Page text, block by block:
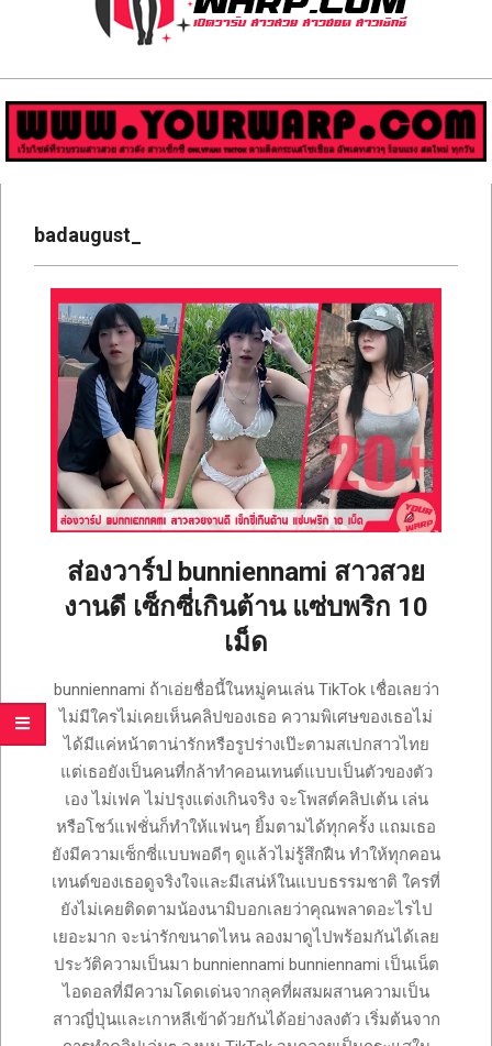
ส่อง
วาร์
ป
สวย
มีชื่อ
เสียง
คน
ดัง
คน
กระแส
เซ็กซี่
ONLYFANS
TIKTOK
Navigation
badaugust_
ส่องวาร์ป bunniennami สาวสวย
งานดี เซ็กซี่เกินต้าน แซ่บพริก 10
เม็ด
07-
14
bunniennami ถ้าเอ่ยชื่อนี้ในหมู่คนเล่น TikTok เชื่อเลยว่า
ไม่มีใครไม่เคยเห็นคลิปของเธอ ความพิเศษของเธอไม่
ได้มีแค่หน้าตาน่ารักหรือรูปร่างเป๊ะตามสเปกสาวไทย
แต่เธอยังเป็นคนที่กล้าทำคอนเทนต์แบบเป็นตัวของตัว
เอง ไม่เฟค ไม่ปรุงแต่งเกินจริง จะโพสต์คลิปเต้น เล่น
หรือโชว์แฟชั่นก็ทำให้แฟนๆ ยิ้มตามได้ทุกครั้ง แถมเธอ
ยังมีความเซ็กซี่แบบพอดีๆ ดูแล้วไม่รู้สึกฝืน ทำให้ทุกคอน
เทนต์ของเธอดูจริงใจและมีเสน่ห์ในแบบธรรมชาติ ใครที่
ยังไม่เคยติดตามน้องนามิบอกเลยว่าคุณพลาดอะไรไป
เยอะมาก จะน่ารักขนาดไหน ลองมาดูไปพร้อมกันได้เลย
ประวัติความเป็นมา bunniennami bunniennami เป็นเน็ต
ไอดอลที่มีความโดดเด่นจากลุคที่ผสมผสานความเป็น
สาวญี่ปุ่นและเกาหลีเข้าด้วยกันได้อย่างลงตัว เริ่มต้นจาก